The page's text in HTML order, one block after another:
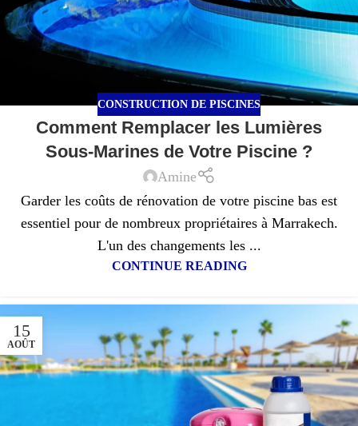
CONSTRUCTION DE PISCINES
Comment Remplacer les Lumières
Sous-Marines de Votre Piscine ?
Amine
Garder les coûts de rénovation de votre piscine bas est
essentiel pour de nombreux propriétaires à Marrakech.
L'un des changements les ...
CONTINUE READING
15
AOÛT